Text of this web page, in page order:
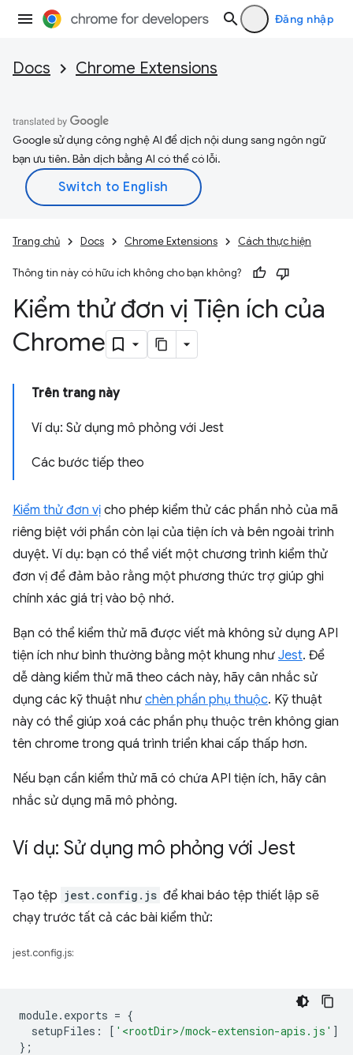
Đăng nhập
Docs Chrome Extensions
Google sử dụng công nghệ AI để dịch nội dung sang ngôn ngữ
bạn ưu tiên. Bản dịch bằng AI có thể có lỗi.
Trang chủ Docs Chrome Extensions Cách thực hiện
Thông tin này có hữu ích không cho bạn không?
Kiểm thử đơn vị Tiện ích của
Chrome
Trên trang này
Ví dụ: Sử dụng mô phỏng với Jest
Các bước tiếp theo
Kiểm thử đơn vị cho phép kiểm thử các phần nhỏ của mã
riêng biệt với phần còn lại của tiện ích và bên ngoài trình
duyệt. Ví dụ: bạn có thể viết một chương trình kiểm thử
đơn vị để đảm bảo rằng một phương thức trợ giúp ghi
chính xác giá trị vào bộ nhớ.
Bạn có thể kiểm thử mã được viết mà không sử dụng API
tiện ích như bình thường bằng một khung như Jest. Để
dễ dàng kiểm thử mã theo cách này, hãy cân nhắc sử
dụng các kỹ thuật như chèn phần phụ thuộc. Kỹ thuật
này có thể giúp xoá các phần phụ thuộc trên không gian
tên chrome trong quá trình triển khai cấp thấp hơn.
Nếu bạn cần kiểm thử mã có chứa API tiện ích, hãy cân
nhắc sử dụng mã mô phỏng.
Ví dụ: Sử dụng mô phỏng với Jest
Tạo tệp jest.config.js để khai báo tệp thiết lập sẽ
chạy trước tất cả các bài kiểm thử:
jest.config.js:
module. exports = {
setupFiles : [ '<rootDir>/mock-extension-apis.js' ]
};